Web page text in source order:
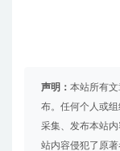
声明： 本站所有
布。任何个人或
采集、发布本站
站内容侵犯了原著